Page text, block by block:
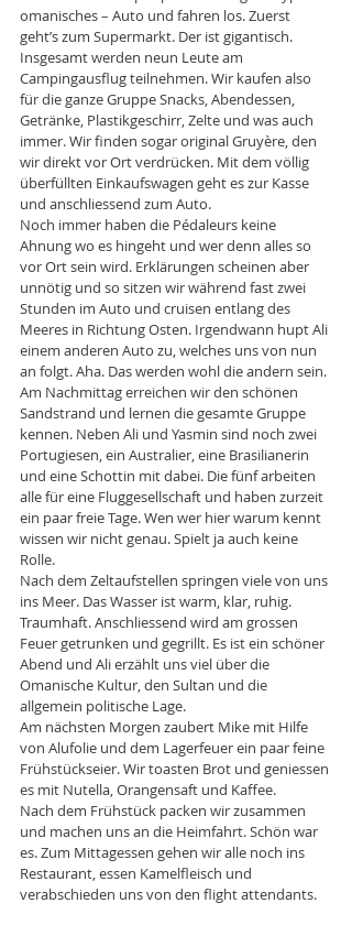
omanisches – Auto und fahren los. Zuerst
geht’s zum Supermarkt. Der ist gigantisch.
Insgesamt werden neun Leute am
Campingausflug teilnehmen. Wir kaufen also
für die ganze Gruppe Snacks, Abendessen,
Getränke, Plastikgeschirr, Zelte und was auch
immer. Wir finden sogar original Gruyère, den
wir direkt vor Ort verdrücken. Mit dem völlig
überfüllten Einkaufswagen geht es zur Kasse
und anschliessend zum Auto.
Noch immer haben die Pédaleurs keine
Ahnung wo es hingeht und wer denn alles so
vor Ort sein wird. Erklärungen scheinen aber
unnötig und so sitzen wir während fast zwei
Stunden im Auto und cruisen entlang des
Meeres in Richtung Osten. Irgendwann hupt Ali
einem anderen Auto zu, welches uns von nun
an folgt. Aha. Das werden wohl die andern sein.
Am Nachmittag erreichen wir den schönen
Sandstrand und lernen die gesamte Gruppe
kennen. Neben Ali und Yasmin sind noch zwei
Portugiesen, ein Australier, eine Brasilianerin
und eine Schottin mit dabei. Die fünf arbeiten
alle für eine Fluggesellschaft und haben zurzeit
ein paar freie Tage. Wen wer hier warum kennt
wissen wir nicht genau. Spielt ja auch keine
Rolle.
Nach dem Zeltaufstellen springen viele von uns
ins Meer. Das Wasser ist warm, klar, ruhig.
Traumhaft. Anschliessend wird am grossen
Feuer getrunken und gegrillt. Es ist ein schöner
Abend und Ali erzählt uns viel über die
Omanische Kultur, den Sultan und die
allgemein politische Lage.
Am nächsten Morgen zaubert Mike mit Hilfe
von Alufolie und dem Lagerfeuer ein paar feine
Frühstückseier. Wir toasten Brot und geniessen
es mit Nutella, Orangensaft und Kaffee.
Nach dem Frühstück packen wir zusammen
und machen uns an die Heimfahrt. Schön war
es. Zum Mittagessen gehen wir alle noch ins
Restaurant, essen Kamelfleisch und
verabschieden uns von den flight attendants.